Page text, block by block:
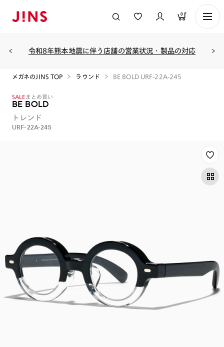
0
令和8年熊本地震に伴う店舗の営業状況・製品の対応
メガネのJINS TOP ラウンド BE BOLD URF-22A-245
SALE まとめ買い
BE BOLD
トレンド
URF-22A-245